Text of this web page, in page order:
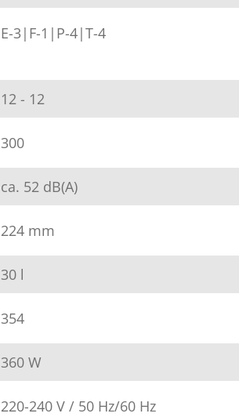
E-3|F-1|P-4|T-4
12 - 12
300
ca. 52 dB(A)
224 mm
30 l
354
360 W
220-240 V / 50 Hz/60 Hz